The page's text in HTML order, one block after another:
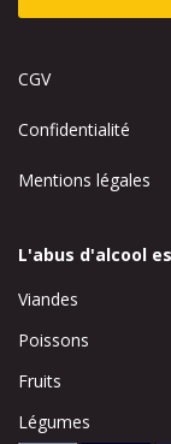
CGV
Confidentialité
Mentions légales
L'abus d'alcool
Viandes
Poissons
Fruits
Légumes